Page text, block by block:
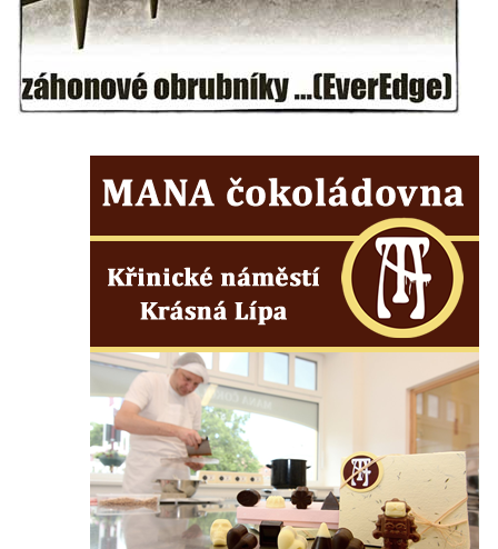
od Mikulášovic
Kříž na rozcestí u domu čp. 123 v
Mikulášovicích
Wäberův kříž v zahradě domu čp. 184 v
Posteltův kříž naproti domu ev.č. 29 v
Mikulášovicích
Kříž Neubaukreuz u domu čp. 698 v
objektu v Mikulášovicích
Kříž u silnice východně od Mikulášovic
Meyerův kříž východně od Mikulášovic
Kříž u rozcestí k větrnému mlýnu Světlík v
Horním Podluží
Kříž u domu čp. 1016 v Mikulášovicích